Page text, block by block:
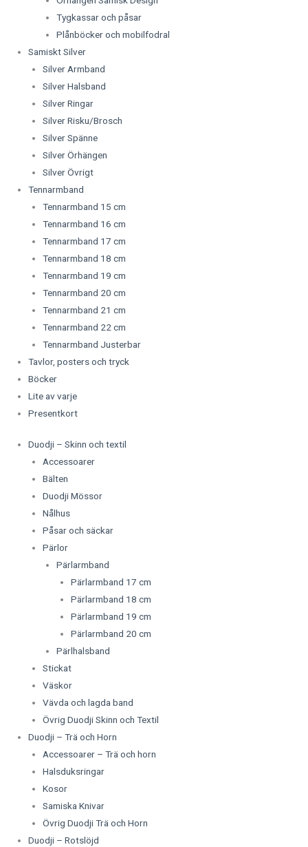
Tygkassar och påsar
Plånböcker och mobilfodral
Samiskt Silver
Silver Armband
Silver Halsband
Silver Ringar
Silver Risku/Brosch
Silver Spänne
Silver Örhängen
Silver Övrigt
Tennarmband
Tennarmband 15 cm
Tennarmband 16 cm
Tennarmband 17 cm
Tennarmband 18 cm
Tennarmband 19 cm
Tennarmband 20 cm
Tennarmband 21 cm
Tennarmband 22 cm
Tennarmband Justerbar
Tavlor, posters och tryck
Böcker
Lite av varje
Presentkort
Duodji – Skinn och textil
Accessoarer
Bälten
Duodji Mössor
Nålhus
Påsar och säckar
Pärlor
Pärlarmband
Pärlarmband 17 cm
Pärlarmband 18 cm
Pärlarmband 19 cm
Pärlarmband 20 cm
Pärlhalsband
Stickat
Väskor
Vävda och lagda band
Övrig Duodji Skinn och Textil
Duodji – Trä och Horn
Accessoarer – Trä och horn
Halsduksringar
Kosor
Samiska Knivar
Övrig Duodji Trä och Horn
Duodji – Rotslöjd